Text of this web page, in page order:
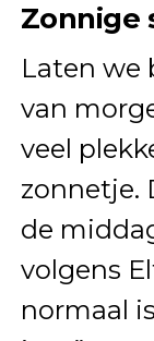
Zonnige
Laten we
van
veel
zonnetje.
de
volgens
normaal